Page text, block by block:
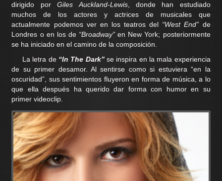
dirigido porGiles Auckland-Lewis, donde han estudiado
muchos de los actores y actrices de musicales que
actualmente podemos ver en los teatros del“West End”de
Londres o en los de“Broadway”en New York; posteriormente
se ha iniciado en el camino de la composición.
La letra de“In The Dark”se inspira en la mala experiencia
de su primer desamor. Al sentirse como si estuviera “en la
oscuridad”, sus sentimientos fluyeron en forma de música, a lo
que ella después ha querido dar forma con humor en su
primer videoclip.